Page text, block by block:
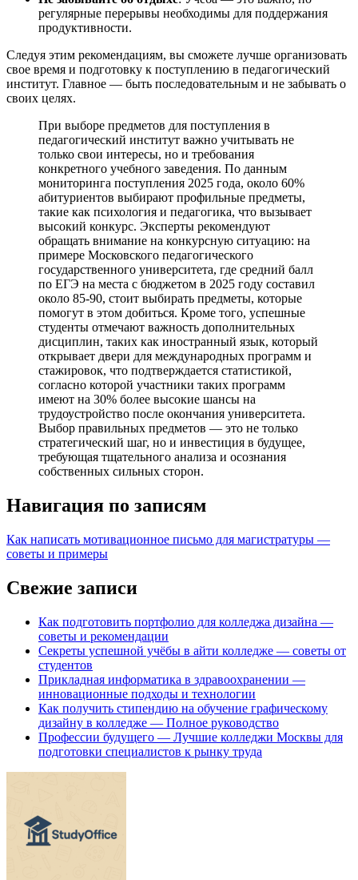
регулярные перерывы необходимы для поддержания
продуктивности.
Следуя этим рекомендациям, вы сможете лучше организовать
свое время и подготовку к поступлению в педагогический
институт. Главное — быть последовательным и не забывать о
своих целях.
При выборе предметов для поступления в
педагогический институт важно учитывать не
только свои интересы, но и требования
конкретного учебного заведения. По данным
мониторинга поступления 2025 года, около 60%
абитуриентов выбирают профильные предметы,
такие как психология и педагогика, что вызывает
высокий конкурс. Эксперты рекомендуют
обращать внимание на конкурсную ситуацию: на
примере Московского педагогического
государственного университета, где средний балл
по ЕГЭ на места с бюджетом в 2025 году составил
около 85-90, стоит выбирать предметы, которые
помогут в этом добиться. Кроме того, успешные
студенты отмечают важность дополнительных
дисциплин, таких как иностранный язык, который
открывает двери для международных программ и
стажировок, что подтверждается статистикой,
согласно которой участники таких программ
имеют на 30% более высокие шансы на
трудоустройство после окончания университета.
Выбор правильных предметов — это не только
стратегический шаг, но и инвестиция в будущее,
требующая тщательного анализа и осознания
собственных сильных сторон.
Навигация по записям
Как написать мотивационное письмо для магистратуры —
советы и примеры
Свежие записи
Как подготовить портфолио для колледжа дизайна —
советы и рекомендации
Секреты успешной учёбы в айти колледже — советы от
студентов
Прикладная информатика в здравоохранении —
инновационные подходы и технологии
Как получить стипендию на обучение графическому
дизайну в колледже — Полное руководство
Профессии будущего — Лучшие колледжи Москвы для
подготовки специалистов к рынку труда